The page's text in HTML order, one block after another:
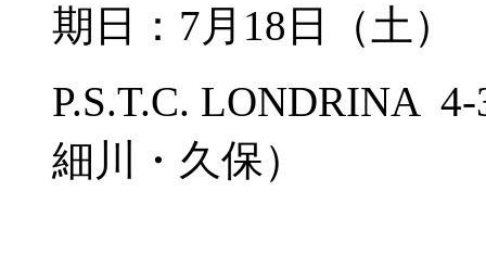
期日：7月18日（土
P.S.T.C. LONDRINA
細川・久保）